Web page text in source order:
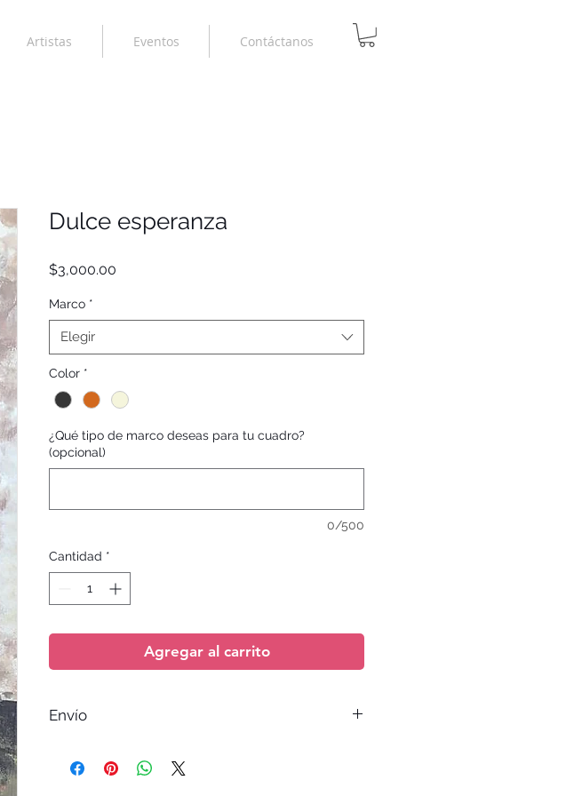
Artistas Eventos Contáctanos
Dulce esperanza
$3,000.00
Marco *
Elegir
Color *
¿Qué tipo de marco deseas para tu cuadro?
(opcional)
0/500
Cantidad *
Agregar al carrito
Envío
entrega